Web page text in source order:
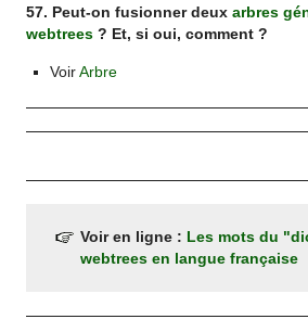
57. Peut-on fusionner deuxarbres
webtrees ? Et, si oui, comment ?
VoirArbre
Voir en ligne : Les mots du
webtrees en langue française